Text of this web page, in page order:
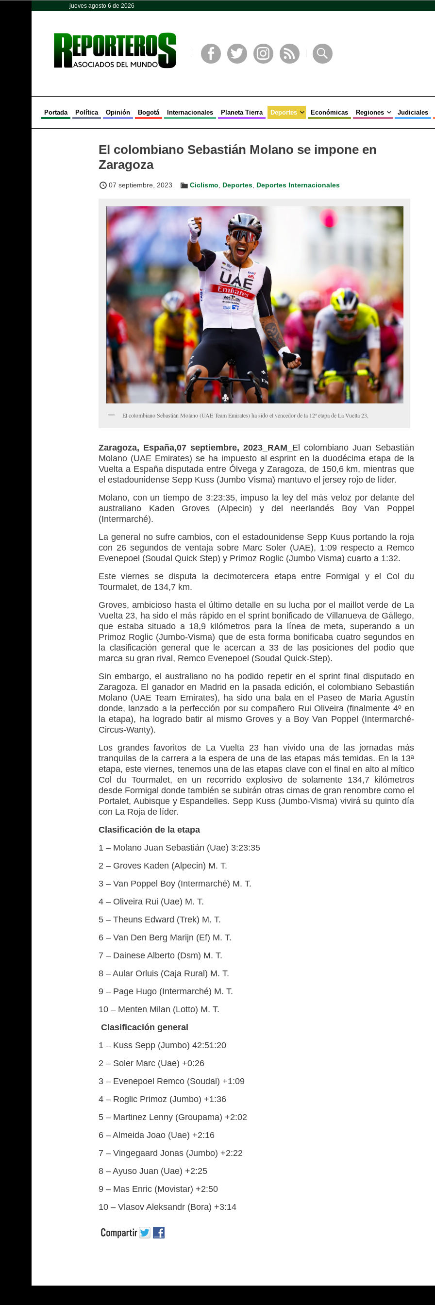
jueves agosto 6 de 2026
Portada Política Opinión Bogotá Internacionales Planeta Tierra Deportes Económicas Regiones Judiciales
El colombiano Sebastián Molano se impone en
Zaragoza
07 septiembre, 2023 Ciclismo Deportes Deportes Internacionales
El colombiano Sebastián Molano (UAE Team Emirates) ha sido el vencedor de la 12ª etapa de La Vuelta 23,
Zaragoza, España,07 septiembre, 2023_RAM_ El colombiano Juan Sebastián
Molano (UAE Emirates) se ha impuesto al esprint en la duodécima etapa de la
Vuelta a España disputada entre Ólvega y Zaragoza, de 150,6 km, mientras que
el estadounidense Sepp Kuss (Jumbo Visma) mantuvo el jersey rojo de líder.
Molano, con un tiempo de 3:23:35, impuso la ley del más veloz por delante del
australiano Kaden Groves (Alpecin) y del neerlandés Boy Van Poppel
(Intermarché).
La general no sufre cambios, con el estadounidense Sepp Kuus portando la roja
con 26 segundos de ventaja sobre Marc Soler (UAE), 1:09 respecto a Remco
Evenepoel (Soudal Quick Step) y Primoz Roglic (Jumbo Visma) cuarto a 1:32.
Este viernes se disputa la decimotercera etapa entre Formigal y el Col du
Tourmalet, de 134,7 km.
Groves, ambicioso hasta el último detalle en su lucha por el maillot verde de La
Vuelta 23, ha sido el más rápido en el sprint bonificado de Villanueva de Gállego,
que estaba situado a 18,9 kilómetros para la línea de meta, superando a un
Primoz Roglic (Jumbo-Visma) que de esta forma bonificaba cuatro segundos en
la clasificación general que le acercan a 33 de las posiciones del podio que
marca su gran rival, Remco Evenepoel (Soudal Quick-Step).
Sin embargo, el australiano no ha podido repetir en el sprint final disputado en
Zaragoza. El ganador en Madrid en la pasada edición, el colombiano Sebastián
Molano (UAE Team Emirates), ha sido una bala en el Paseo de María Agustín
donde, lanzado a la perfección por su compañero Rui Oliveira (finalmente 4º en
la etapa), ha logrado batir al mismo Groves y a Boy Van Poppel (Intermarché-
Circus-Wanty).
Los grandes favoritos de La Vuelta 23 han vivido una de las jornadas más
tranquilas de la carrera a la espera de una de las etapas más temidas. En la 13ª
etapa, este viernes, tenemos una de las etapas clave con el final en alto al mítico
Col du Tourmalet, en un recorrido explosivo de solamente 134,7 kilómetros
desde Formigal donde también se subirán otras cimas de gran renombre como el
Portalet, Aubisque y Espandelles. Sepp Kuss (Jumbo-Visma) vivirá su quinto día
con La Roja de líder.
Clasificación de la etapa
1 – Molano Juan Sebastián (Uae) 3:23:35
2 – Groves Kaden (Alpecin) M. T.
3 – Van Poppel Boy (Intermarché) M. T.
4 – Oliveira Rui (Uae) M. T.
5 – Theuns Edward (Trek) M. T.
6 – Van Den Berg Marijn (Ef) M. T.
7 – Dainese Alberto (Dsm) M. T.
8 – Aular Orluis (Caja Rural) M. T.
9 – Page Hugo (Intermarché) M. T.
10 – Menten Milan (Lotto) M. T.
Clasificación general
1 – Kuss Sepp (Jumbo) 42:51:20
2 – Soler Marc (Uae) +0:26
3 – Evenepoel Remco (Soudal) +1:09
4 – Roglic Primoz (Jumbo) +1:36
5 – Martinez Lenny (Groupama) +2:02
6 – Almeida Joao (Uae) +2:16
7 – Vingegaard Jonas (Jumbo) +2:22
8 – Ayuso Juan (Uae) +2:25
9 – Mas Enric (Movistar) +2:50
10 – Vlasov Aleksandr (Bora) +3:14
Opinión Política